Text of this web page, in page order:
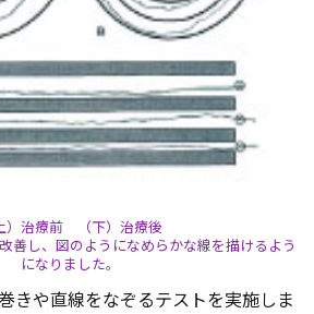
）治療前 （下）治療後
善し、図のようになめらかな線を描けるよう
になりました。
きや直線をなぞるテストを実施しま